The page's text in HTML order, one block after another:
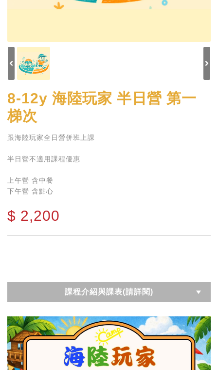
8-12y 海陸玩家 半日營 第一
梯次
跟海陸玩家全日營併班上課
半日營不適用課程優惠
上午營 含中餐
下午營 含點心
$ 2,200
課程介紹與課表(請詳閱)